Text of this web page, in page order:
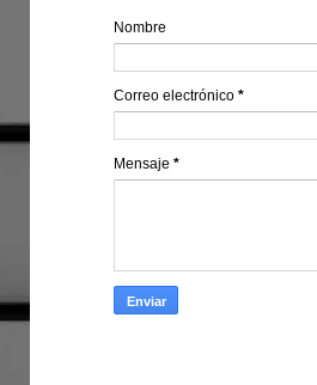
Nombre
Correo electrónico *
Mensaje *